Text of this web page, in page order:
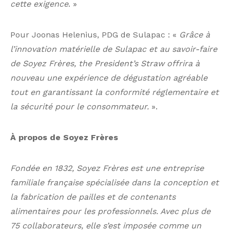
cette exigence. »
Pour Joonas Helenius, PDG de Sulapac : « Grâce à
l’innovation matérielle de Sulapac et au savoir-faire
de Soyez Frères, the President’s Straw offrira à
nouveau une expérience de dégustation agréable
tout en garantissant la conformité réglementaire et
la sécurité pour le consommateur. ».
À propos de Soyez Frères
Fondée en 1832, Soyez Frères est une entreprise
familiale française spécialisée dans la conception et
la fabrication de pailles et de contenants
alimentaires pour les professionnels. Avec plus de
75 collaborateurs, elle s’est imposée comme un